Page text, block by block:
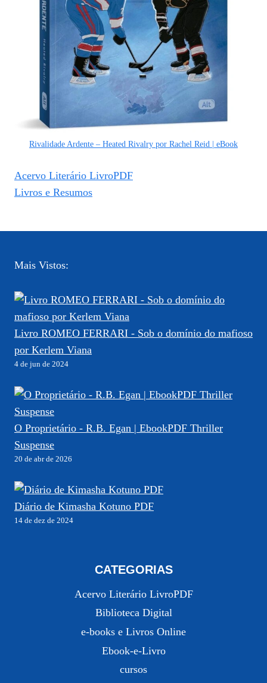
Rivalidade Ardente – Heated Rivalry por Rachel Reid | eBook
Acervo Literário LivroPDF
Livros e Resumos
Mais Vistos:
Livro ROMEO FERRARI - Sob o domínio do mafioso
por Kerlem Viana
4 de jun de 2024
O Proprietário - R.B. Egan | EbookPDF Thriller
Suspense
20 de abr de 2026
Diário de Kimasha Kotuno PDF
14 de dez de 2024
CATEGORIAS
Acervo Literário LivroPDF
Biblioteca Digital
e-books e Livros Online
Ebook-e-Livro
cursos